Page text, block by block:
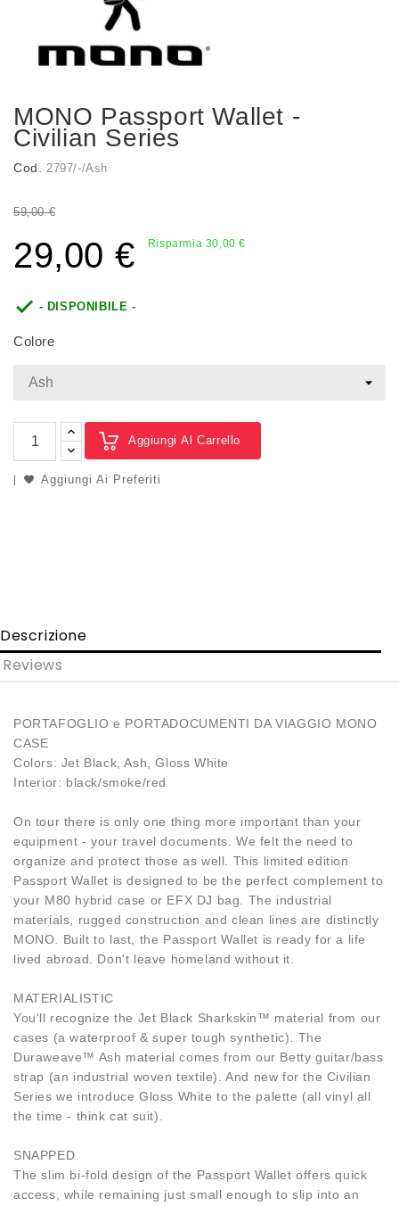
MONO Passport Wallet -
Civilian Series
Cod. 2797/-/Ash
59,00 €
29,00 € Risparmia 30,00 €
 - DISPONIBILE -
Colore
Aggiungi Al Carrello
Aggiungi Ai Preferiti
Descrizione
Reviews
PORTAFOGLIO e PORTADOCUMENTI DA VIAGGIO MONO
CASE
Colors: Jet Black, Ash, Gloss White
Interior: black/smoke/red
On tour there is only one thing more important than your
equipment - your travel documents. We felt the need to
organize and protect those as well. This limited edition
Passport Wallet is designed to be the perfect complement to
your M80 hybrid case or EFX DJ bag. The industrial
materials, rugged construction and clean lines are distinctly
MONO. Built to last, the Passport Wallet is ready for a life
lived abroad. Don't leave homeland without it.
MATERIALISTIC
You'll recognize the Jet Black Sharkskin™ material from our
cases (a waterproof & super tough synthetic). The
Duraweave™ Ash material comes from our Betty guitar/bass
strap (an industrial woven textile). And new for the Civilian
Series we introduce Gloss White to the palette (all vinyl all
the time - think cat suit).
SNAPPED
The slim bi-fold design of the Passport Wallet offers quick
access, while remaining just small enough to slip into an